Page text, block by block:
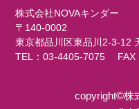
株式会社NOVAキンダー
〒140-0002
東京都品川区東品川2-3-12
TEL：03-4405-7075 FAX
copyright©株